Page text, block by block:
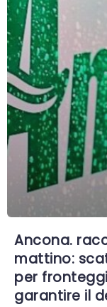
Ancona.
mattino:
per
garantire il